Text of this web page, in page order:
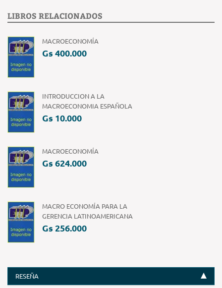
LIBROS RELACIONADOS
MACROECONOMÍA
Gs 400.000
INTRODUCCION A LA
MACROECONOMIA ESPAÑOLA
Gs 10.000
MACROECONOMÍA
Gs 624.000
MACRO ECONOMÍA PARA LA
GERENCIA LATINOAMERICANA
Gs 256.000
RESEÑA